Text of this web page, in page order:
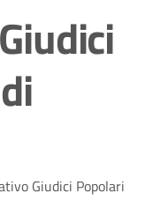
Giudici Popolari